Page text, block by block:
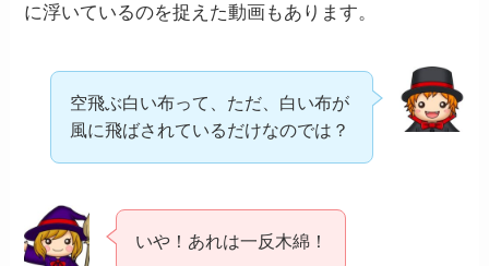
に浮いているのを捉えた動画もあります。
空飛ぶ白い布って、ただ、白い布が
風に飛ばされているだけなのでは？
いや！あれは一反木綿！